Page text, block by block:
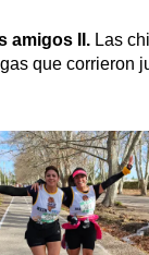
amigos II. Las
que corrieron